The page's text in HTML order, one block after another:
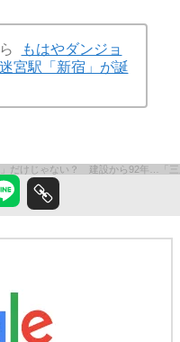
もはやダンジョ
宮駅「新宿」が誕
だけじゃない？ 建設から92年…「三